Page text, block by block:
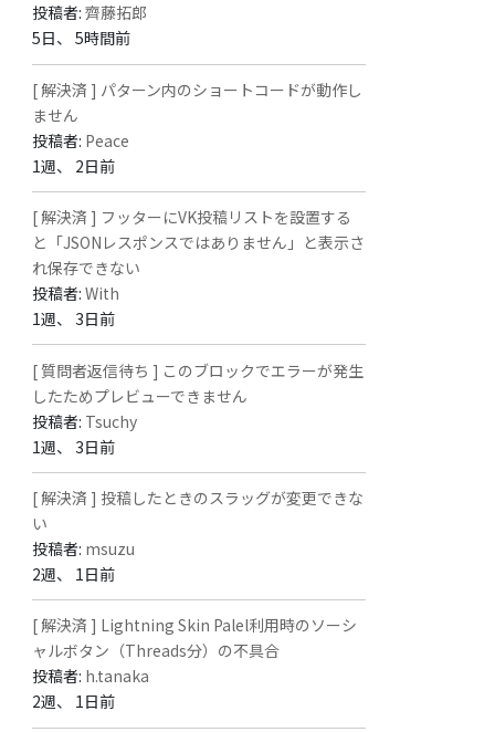
投稿者:齊藤拓郎
5日、 5時間前
[ 解決済 ] パターン内のショートコードが動作し
ません
投稿者: Peace
1週、 2日前
[ 解決済 ] フッターにVK投稿リストを設置する
と「JSONレスポンスではありません」と表示さ
れ保存できない
投稿者:With
1週、 3日前
[ 質問者返信待ち ] このブロックでエラーが発生
したためプレビューできません
投稿者: Tsuchy
1週、 3日前
[ 解決済 ] 投稿したときのスラッグが変更できな
い
投稿者: msuzu
2週、 1日前
[ 解決済 ] Lightning Skin Palel利用時のソーシ
ャルボタン（Threads分）の不具合
投稿者: h.tanaka
2週、 1日前